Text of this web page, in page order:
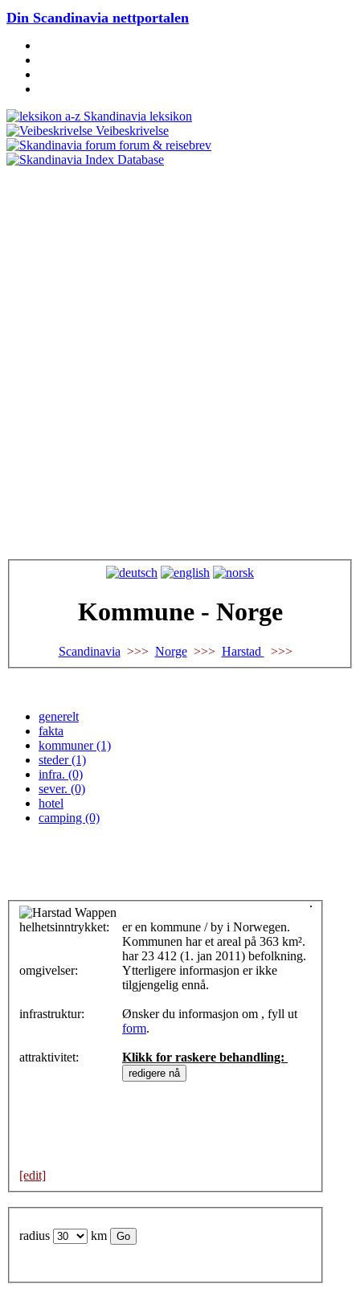
Din Scandinavia nettportalen
Skandinavia leksikon
Veibeskrivelse
forum & reisebrev
Database
Kommune - Norge
Scandinavia >>> Norge>>> Harstad
generelt
fakta
kommuner (1)
steder (1)
infra. (0)
sever. (0)
hotel
camping (0)
helhetsinntrykket:
omgivelser:
infrastruktur:
attraktivitet:
er en kommune / by i Norwegen.
Kommunen har et areal på 363 km².
har 23 412 (1. jan 2011) befolkning.
Ytterligere informasjon er ikke
tilgjengelig ennå.
Ønsker du informasjon om , fyll ut
form.
Klikk for raskere behandling:
[edit]
radius km